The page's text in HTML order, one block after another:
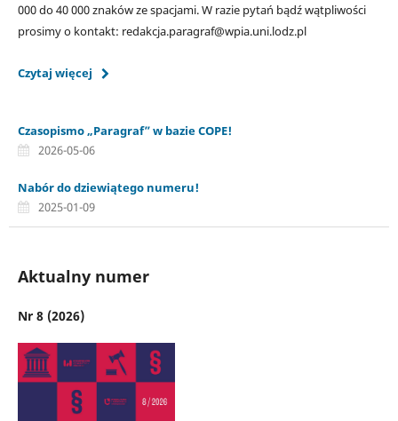
000 do 40 000 znaków ze spacjami. W razie pytań bądź wątpliwości
prosimy o kontakt: redakcja.paragraf@wpia.uni.lodz.pl
Czytaj więcej
Czasopismo „Paragraf” w bazie COPE!
2026-05-06
Nabór do dziewiątego numeru!
2025-01-09
Aktualny numer
Nr 8 (2026)